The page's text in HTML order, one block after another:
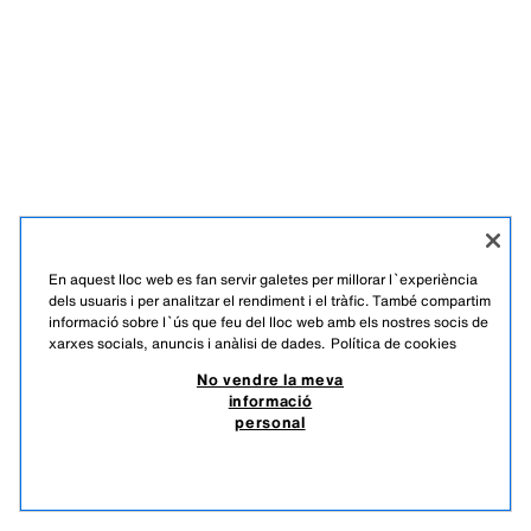
En aquest lloc web es fan servir galetes per millorar l`experiència
dels usuaris i per analitzar el rendiment i el tràfic. També compartim
informació sobre l`ús que feu del lloc web amb els nostres socis de
xarxes socials, anuncis i anàlisi de dades. Política de cookies
No vendre la meva
informació
personal